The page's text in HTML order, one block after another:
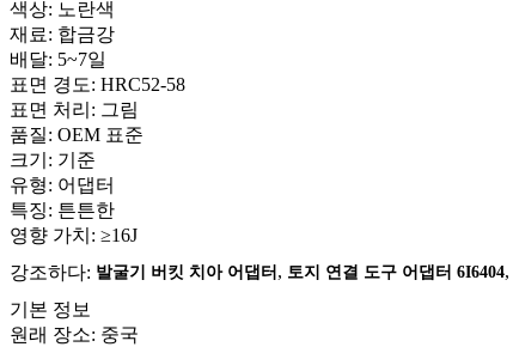
색상: 노란색
재료: 합금강
배달: 5~7일
표면 경도: HRC52-58
표면 처리: 그림
품질: OEM 표준
크기: 기준
유형: 어댑터
특징: 튼튼한
영향 가치: ≥16J
강조하다: 발굴기 버킷 치아 어댑터 , 토지 연결 도구 어댑터 6I6404,
기본 정보
원래 장소: 중국